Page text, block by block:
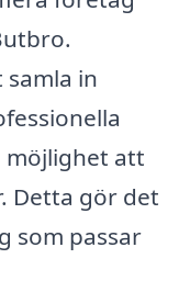
in
möjlighet att
Detta gör det
som passar